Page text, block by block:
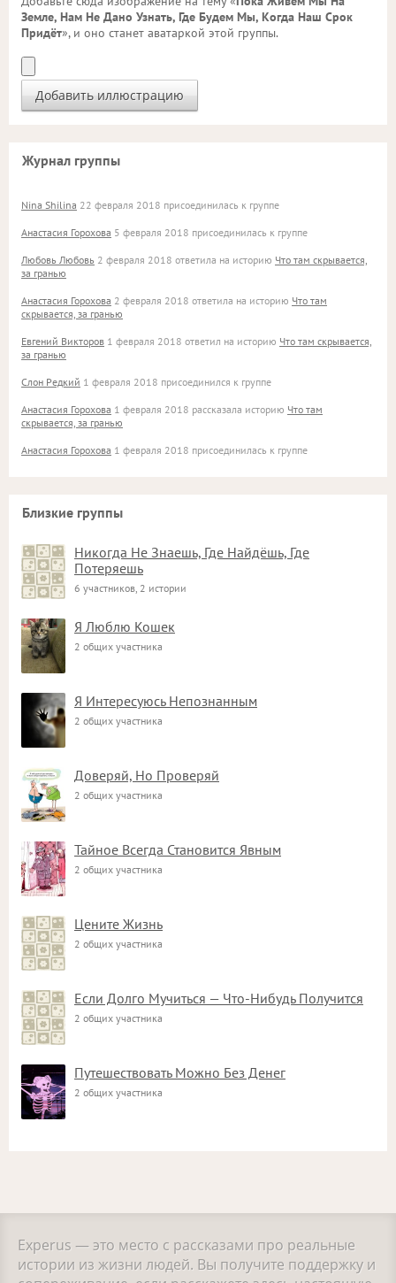
Земле, Нам Не Дано Узнать, Где Будем Мы, Когда Наш Срок
Придёт», и оно станет аватаркой этой группы.
Журнал группы
Nina Shilina 22 февраля 2018 присоединилась к группе
Анастасия Горохова 5 февраля 2018 присоединилась к группе
Любовь Любовь 2 февраля 2018 ответила на историю Что там скрывается,
за гранью
Анастасия Горохова 2 февраля 2018 ответила на историю Что там
скрывается, за гранью
Евгений Викторов 1 февраля 2018 ответил на историю Что там скрывается,
за гранью
Слон Редкий 1 февраля 2018 присоединился к группе
Анастасия Горохова 1 февраля 2018 рассказала историю Что там
скрывается, за гранью
Анастасия Горохова 1 февраля 2018 присоединилась к группе
Близкие группы
Никогда Не Знаешь, Где Найдёшь, Где
Потеряешь
6 участников, 2 истории
Я Люблю Кошек
2 общих участника
Я Интересуюсь Непознанным
2 общих участника
Доверяй, Но Проверяй
2 общих участника
Тайное Всегда Становится Явным
2 общих участника
Цените Жизнь
2 общих участника
Если Долго Мучиться — Что-Нибудь Получится
2 общих участника
Путешествовать Можно Без Денег
2 общих участника
Experus — это место с рассказами про реальные
истории из жизни людей. Вы получите поддержку и